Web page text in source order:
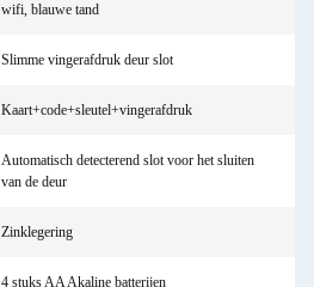
wifi, blauwe tand
Slimme vingerafdruk deur slot
Kaart+code+sleutel+vingerafdruk
Automatisch detecterend slot voor het sluiten
van de deur
Zinklegering
4 stuks AA Akaline batterijen